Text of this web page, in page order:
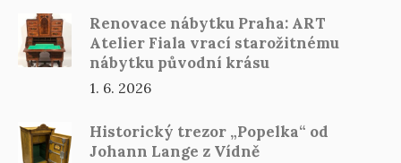
Renovace nábytku Praha: ART
Atelier Fiala vrací starožitnému
nábytku původní krásu
1. 6. 2026
Historický trezor „Popelka“ od
Johann Lange z Vídně